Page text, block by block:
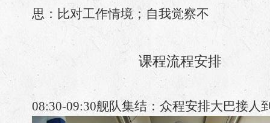
思：比对工作情境；自我觉察不
课程流程安排
08:30-09:30舰队集结：众程安排大巴接人